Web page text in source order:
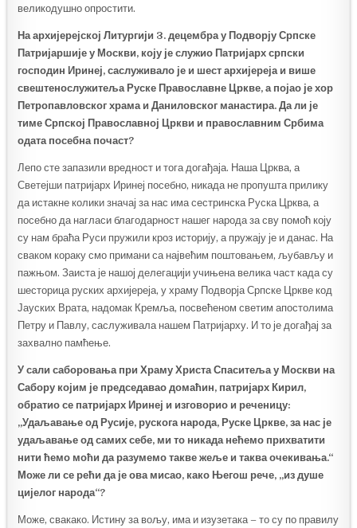
великодушно опростити.
На архијерејској Литургији 3. децембра у Подворју Српске
Патријаршије у Москви, коју је служио Патријарх српски
господин Иринеј, саслуживало је и шест архијереја и више
свештенослужитеља Руске Православне Цркве, а појао је хор
Петропавловског храма и Даниловског манастира. Да ли је
тиме Српској Православној Цркви и православним Србима
одата посебна почаст?
Лепо сте запазили вредност и тога догађаја. Наша Црква, а
Светејши патријарх Иринеј посебно, никада не пропушта прилику
да истакне колики значај за нас има сестринска Руска Црква, а
посебно да нагласи благодарност нашег народа за сву помоћ коју
су нам браћа Руси пружили кроз историју, а пружају је и данас. На
сваком кораку смо примани са највећим поштовањем, љубављу и
пажњом. Заиста је нашој делегацији учињена велика част када су
шесторица руских архијереја, у храму Подворја Српске Цркве код
Јауских Врата, надомак Кремља, посвећеном светим апостолима
Петру и Павлу, саслуживала нашем Патријарху. И то је догађај за
захвално памћење.
У сали саборовања при Храму Христа Спаситеља у Москви на
Сабору којим је председавао домаћин, патријарх Кирил,
обратио се патријарх Иринеј и изговорио и реченицу:
„Удаљавање од Русије, рускога народа, Руске Цркве, за нас је
удаљавање од самих себе, ми то никада нећемо прихватити
нити ћемо моћи да разумемо такве жеље и таква очекивања.“
Може ли се рећи да је ова мисао, како Његош рече, „из душе
цијелог народа“?
Може, свакако. Истину за вољу, има и изузетака – то су по правилу